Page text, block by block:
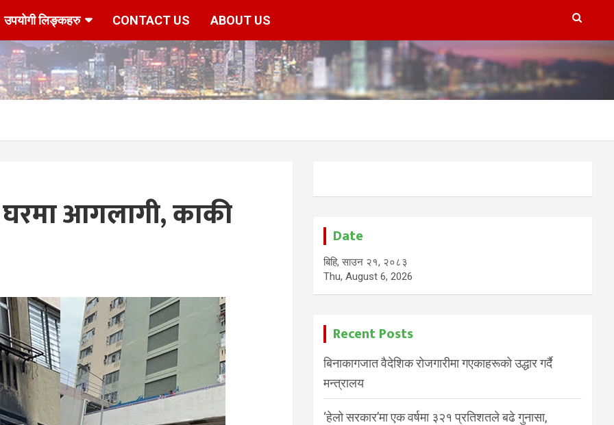
उपयोगी लिङ्कहरु CONTACT US ABOUT US
आगलागी, काकी Date
बिहि, साउन २१, २०८३
Thu, August 6, 2026
Recent Posts
बिनाकागजात वैदेशिक रोजगारीमा गएकाहरूको उद्धार गर्दै
मन्त्रालय
‘हेलो सरकार’मा एक वर्षमा ३२१ प्रतिशतले बढे गुनासा,